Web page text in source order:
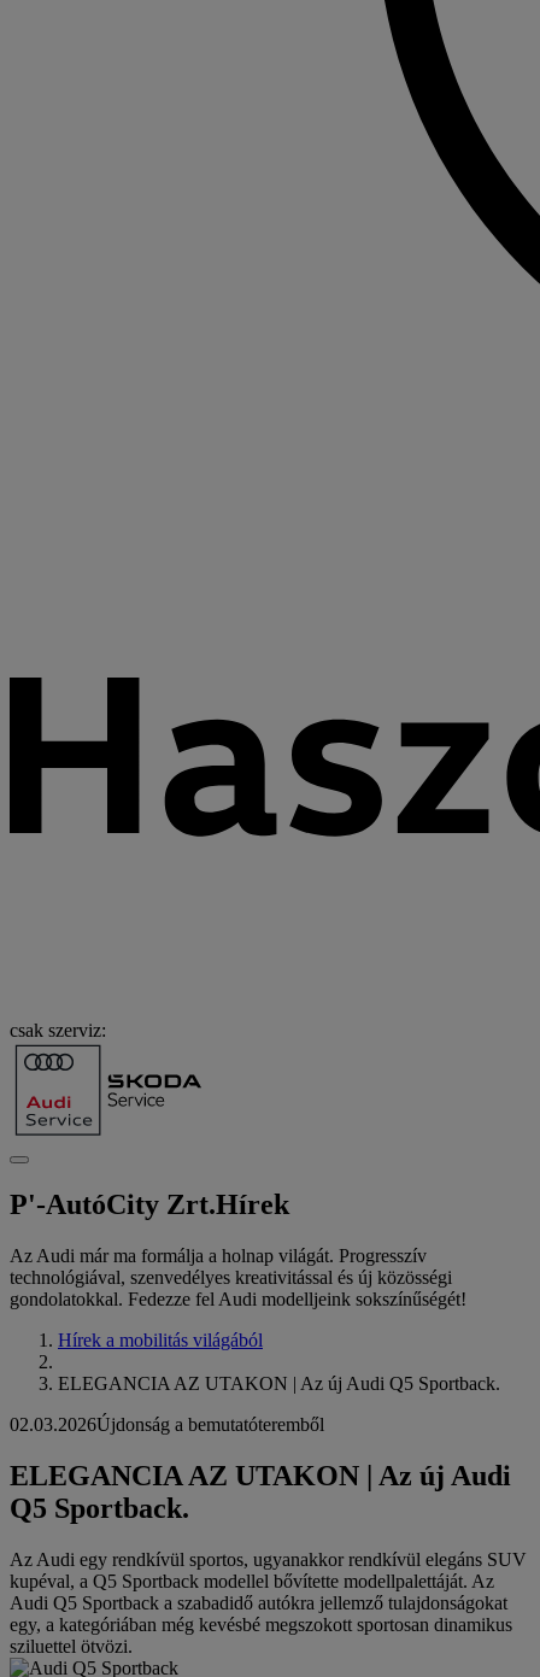
csak szerviz:
P'-AutóCity Zrt.Hírek
Az Audi már ma formálja a holnap világát. Progresszív
technológiával, szenvedélyes kreativitással és új közösségi
gondolatokkal. Fedezze fel Audi modelljeink sokszínűségét!
Hírek a mobilitás világából
ELEGANCIA AZ UTAKON | Az új Audi Q5 Sportback.
02.03.2026Újdonság a bemutatóteremből
ELEGANCIA AZ UTAKON | Az új Audi
Q5 Sportback.
Az Audi egy rendkívül sportos, ugyanakkor rendkívül elegáns SUV
kupéval, a Q5 Sportback modellel bővítette modellpalettáját. Az
Audi Q5 Sportback a szabadidő autókra jellemző tulajdonságokat
egy, a kategóriában még kevésbé megszokott sportosan dinamikus
sziluettel ötvözi.